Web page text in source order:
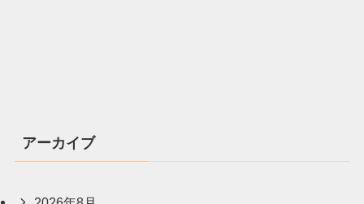
アーカイブ